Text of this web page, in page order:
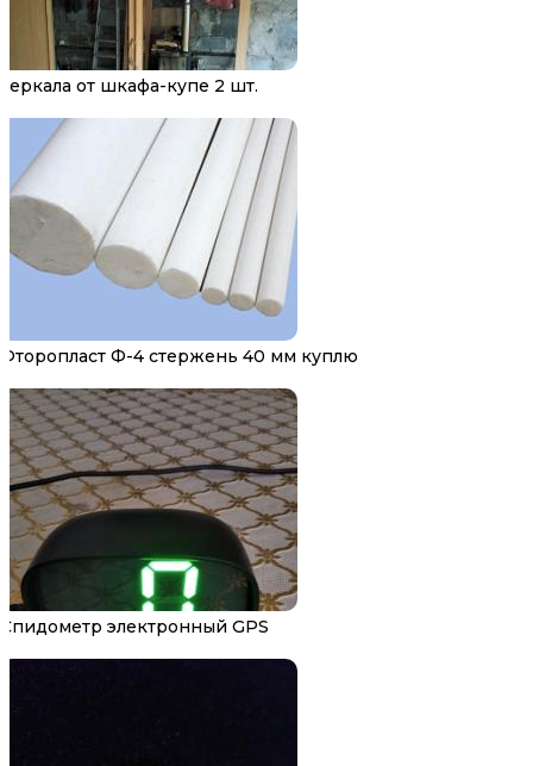
Зеркала от шкафа-купе 2 шт.
Фторопласт Ф-4 стержень 40 мм куплю
Спидометр электронный GPS